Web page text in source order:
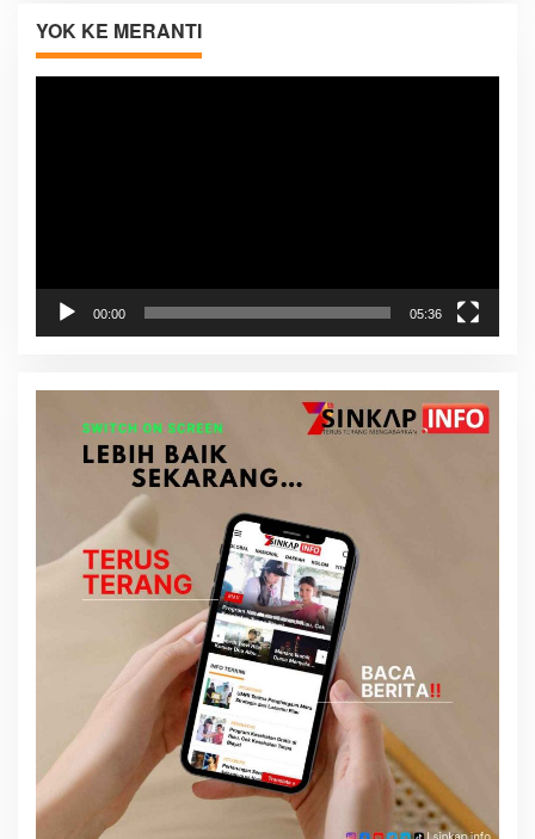
YOK KE MERANTI
Pemutar
00:00 05:36